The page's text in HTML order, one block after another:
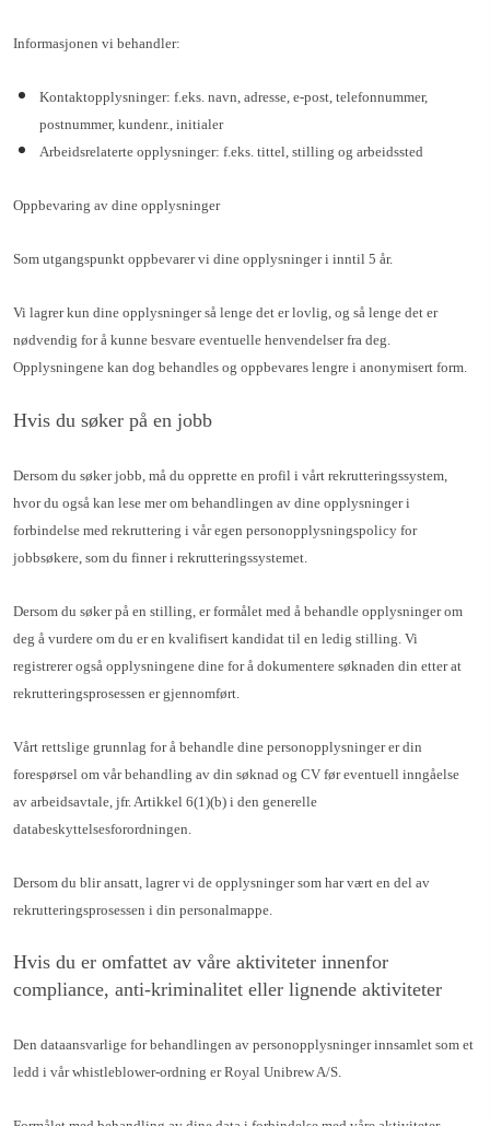
Informasjonen vi behandler:
Kontaktopplysninger: f.eks. navn, adresse, e-post, telefonnummer,
postnummer, kundenr., initialer
Arbeidsrelaterte opplysninger: f.eks. tittel, stilling og arbeidssted
Oppbevaring av dine opplysninger
Som utgangspunkt oppbevarer vi dine opplysninger i inntil 5 år.
Vi lagrer kun dine opplysninger så lenge det er lovlig, og så lenge det er
nødvendig for å kunne besvare eventuelle henvendelser fra deg.
Opplysningene kan dog behandles og oppbevares lengre i anonymisert form.
Hvis du søker på en jobb
Dersom du søker jobb, må du opprette en profil i vårt rekrutteringssystem,
hvor du også kan lese mer om behandlingen av dine opplysninger i
forbindelse med rekruttering i vår egen personopplysningspolicy for
jobbsøkere, som du finner i rekrutteringssystemet.
Dersom du søker på en stilling, er formålet med å behandle opplysninger om
deg å vurdere om du er en kvalifisert kandidat til en ledig stilling. Vi
registrerer også opplysningene dine for å dokumentere søknaden din etter at
rekrutteringsprosessen er gjennomført.
Vårt rettslige grunnlag for å behandle dine personopplysninger er din
forespørsel om vår behandling av din søknad og CV før eventuell inngåelse
av arbeidsavtale, jfr. Artikkel 6(1)(b) i den generelle
databeskyttelsesforordningen.
Dersom du blir ansatt, lagrer vi de opplysninger som har vært en del av
rekrutteringsprosessen i din personalmappe.
Hvis du er omfattet av våre aktiviteter innenfor
compliance, anti-kriminalitet eller lignende aktiviteter
Den dataansvarlige for behandlingen av personopplysninger innsamlet som et
ledd i vår whistleblower-ordning er Royal Unibrew A/S.